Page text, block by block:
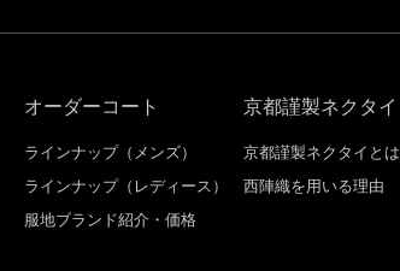
オーダーコート
ラインナップ（メンズ）
ラインナップ（レディース）
服地ブランド紹介・価格
京都謹製ネクタイ
京都謹製ネクタイとは
西陣織を用いる理由